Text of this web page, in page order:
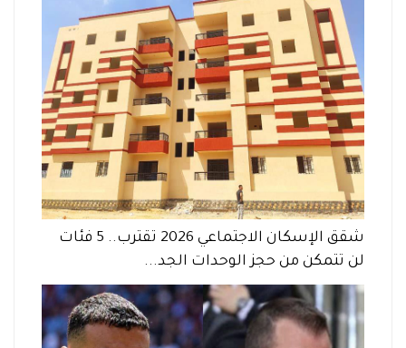
شقق الإسكان الاجتماعي 2026 تقترب.. 5 فئات
لن تتمكن من حجز الوحدات الجد...